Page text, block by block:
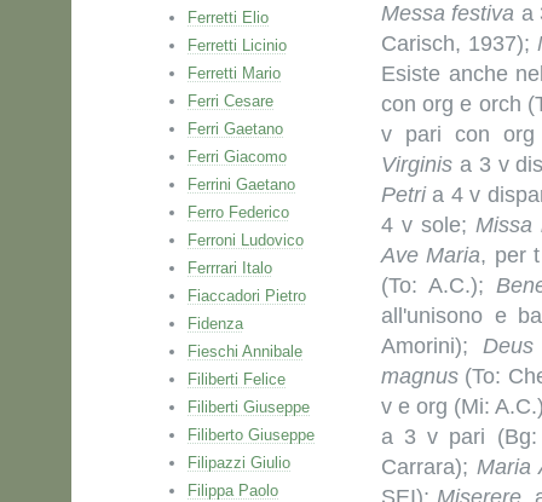
Ferretti Elio
Ferretti Licinio
Ferretti Mario
Ferri Cesare
Ferri Gaetano
Ferri Giacomo
Ferrini Gaetano
Ferro Federico
Ferroni Ludovico
Ferrrari Italo
Fiaccadori Pietro
Fidenza
Fieschi Annibale
Filiberti Felice
Filiberti Giuseppe
Filiberto Giuseppe
Filipazzi Giulio
Filippa Paolo
Messa festiva a
Carisch, 1937);
Esiste anche
con org e orch
v pari con
Virginis a 3 v
Petri a 4 v
4 v sole;Missa
Ave Maria, per
(To: A.C.);
all'unisono e
Amorini);
magnus (To:
v e org (Mi:
a 3 v pari
Carrara);Maria
SEI); Miserere,